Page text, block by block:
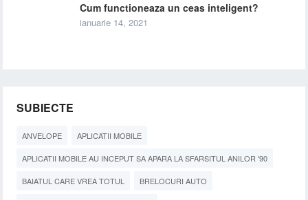
Cum functioneaza un ceas inteligent?
ianuarie 14, 2021
SUBIECTE
ANVELOPE APLICATII MOBILE
APLICATII MOBILE AU INCEPUT SA APARA LA SFARSITUL ANILOR '90
BAIATUL CARE VREA TOTUL BRELOCURI AUTO